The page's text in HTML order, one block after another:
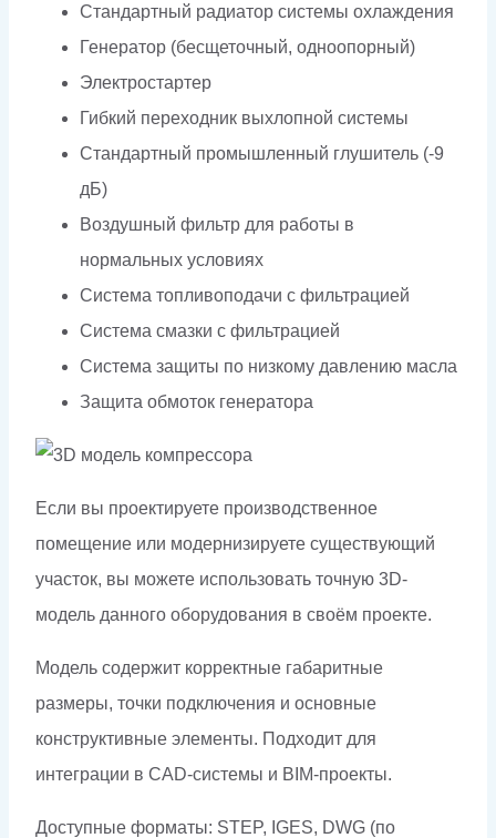
Стандартный радиатор системы охлаждения
Генератор (бесщеточный, одноопорный)
Электростартер
Гибкий переходник выхлопной системы
Стандартный промышленный глушитель (-9
дБ)
Воздушный фильтр для работы в
нормальных условиях
Система топливоподачи с фильтрацией
Система смазки с фильтрацией
Система защиты по низкому давлению масла
Защита обмоток генератора
Если вы проектируете производственное
помещение или модернизируете существующий
участок, вы можете использовать точную 3D-
модель данного оборудования в своём проекте.
Модель содержит корректные габаритные
размеры, точки подключения и основные
конструктивные элементы. Подходит для
интеграции в CAD-системы и BIM-проекты.
Доступные форматы: STEP, IGES, DWG (по